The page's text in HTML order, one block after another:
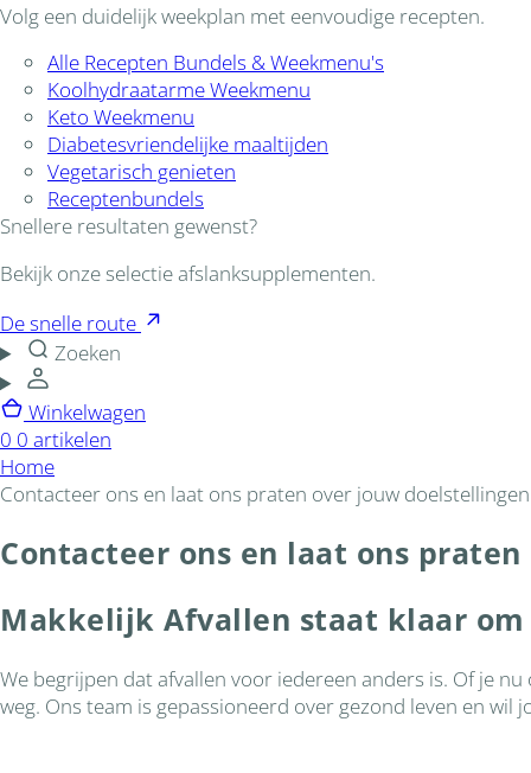
Volg een duidelijk weekplan met eenvoudige recepten.
Alle Recepten Bundels & Weekmenu's
Koolhydraatarme Weekmenu
Keto Weekmenu
Diabetesvriendelijke maaltijden
Vegetarisch genieten
Receptenbundels
Snellere resultaten gewenst?
Bekijk onze selectie afslanksupplementen.
De snelle route
Zoeken
Winkelwagen
0 0 artikelen
Home
Contacteer ons en laat ons praten over jouw doelstellingen
Contacteer ons en laat ons
Makkelijk Afvallen staat klaar
We begrijpen dat afvallen voor iedereen anders is. Of je
weg. Ons team is gepassioneerd over gezond leven en